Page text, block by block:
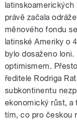
právě začala
měnového fondu
latinské Ameriky o
bylo dosaženo
optimismem.
ředitele Rodriga
subkontinentu
ekonomický růst, a
tím, co pro českou